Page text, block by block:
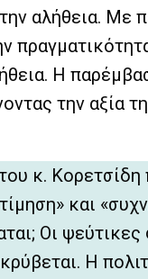
αλήθεια. Με
Η
την αξία
κ.
και
Οι
Η